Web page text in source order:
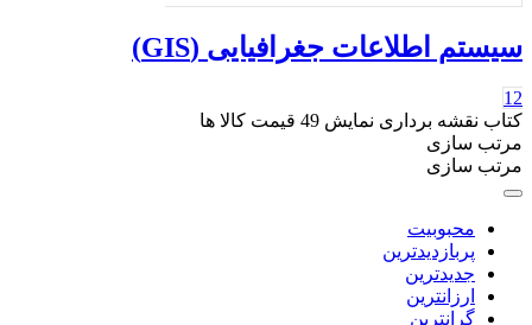
سیستم اطلاعات جغرافیایی (GIS)
12
کتاب نقشه برداری نمایش 49 قیمت کالا ها
مرتب سازی
مرتب سازی
محبوبیت
پربازدیدترین
جدیدترین
ارزانترین
گرانترین